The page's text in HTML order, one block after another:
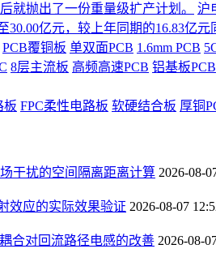
就抛出了一份重量级扩产计划。
沪
亿元，较上年同期的16.83亿元
PCB覆铜板 单双面PCB 1.6mm PCB
8层主流板 高频高速PCB 铝基板PCB
板 FPC柔性电路板 软硬结合板 厚铜
干扰的空间隔离距离计算 2026-08-
效应的实际效果验证 2026-08-07
合对回流路径电感的改善 2026-08-